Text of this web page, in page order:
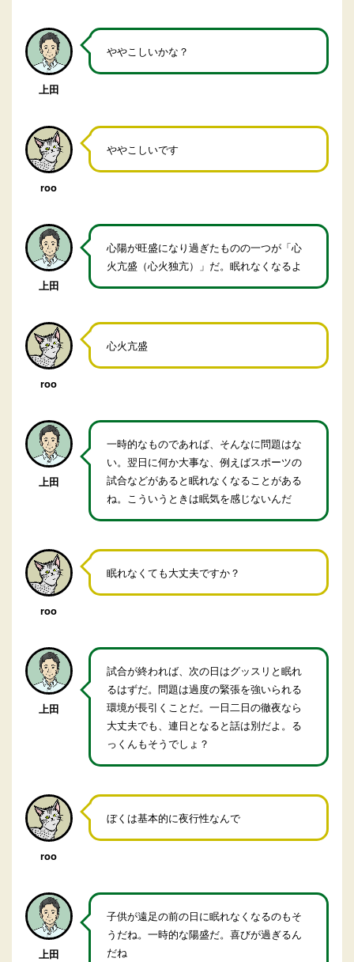
上田
ややこしいかな？
roo
ややこしいです
上田
心陽が旺盛になり過ぎたものの一つが「心
火亢盛（心火独亢）」だ。眠れなくなるよ
roo
心火亢盛
上田
一時的なものであれば、そんなに問題はな
い。翌日に何か大事な、例えばスポーツの
試合などがあると眠れなくなることがある
ね。こういうときは眠気を感じないんだ
roo
眠れなくても大丈夫ですか？
上田
試合が終われば、次の日はグッスリと眠れ
るはずだ。問題は過度の緊張を強いられる
環境が長引くことだ。一日二日の徹夜なら
大丈夫でも、連日となると話は別だよ。る
っくんもそうでしょ？
roo
ぼくは基本的に夜行性なんで
上田
子供が遠足の前の日に眠れなくなるのもそ
うだね。一時的な陽盛だ。喜びが過ぎるん
だね